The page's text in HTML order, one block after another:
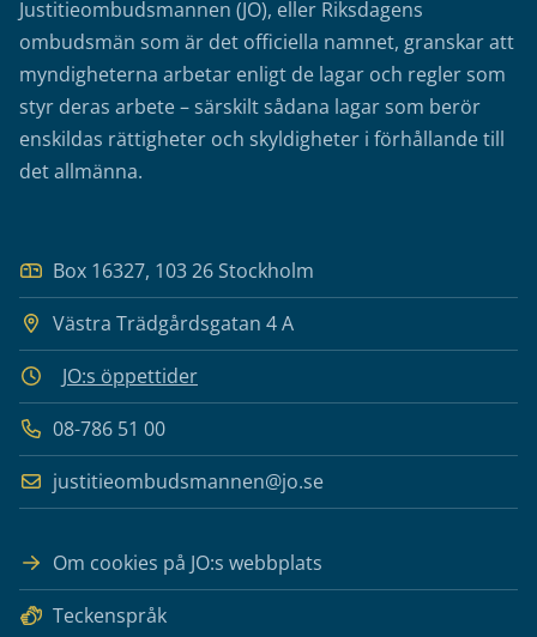
Justitieombudsmannen (JO), eller Riksdagens
ombudsmän som är det officiella namnet, granskar att
myndigheterna arbetar enligt de lagar och regler som
styr deras arbete – särskilt sådana lagar som berör
enskildas rättigheter och skyldigheter i förhållande till
det allmänna.
Box 16327, 103 26 Stockholm
Västra Trädgårdsgatan 4 A
JO:s öppettider
08-786 51 00
justitieombudsmannen@jo.se
Om cookies på JO:s webbplats
Teckenspråk